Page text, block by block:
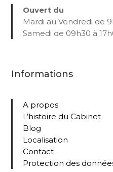
Ouvert du
Mardi au Vendredi de
Samedi de 09h30 à
Informations
A propos
L’histoire du Cabinet
Blog
Localisation
Contact
Protection des